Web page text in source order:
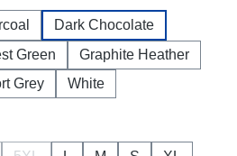
Dark Chocolate
Green
Graphite Heather
Grey White